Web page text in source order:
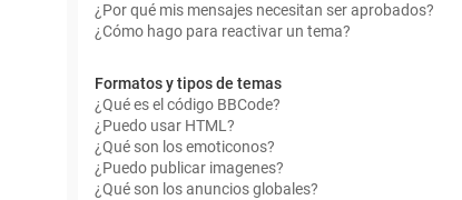
¿Por qué mis mensajes necesitan ser aprobados?
¿Cómo hago para reactivar un tema?
Formatos y tipos de temas
¿Qué es el código BBCode?
¿Puedo usar HTML?
¿Qué son los emoticonos?
¿Puedo publicar imagenes?
¿Qué son los anuncios globales?